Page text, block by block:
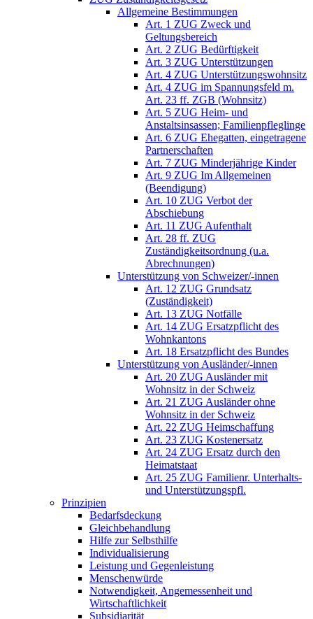
Allgemeine Bestimmungen
Art. 1 ZUG Zweck und
Geltungsbereich
Art. 2 ZUG Bedürftigkeit
Art. 3 ZUG Unterstützungen
Art. 4 ZUG Unterstützungswohnsitz
Art. 4 ZUG im Spannungsfeld m.
Art. 23 ff. ZGB (Wohnsitz)
Art. 5 ZUG Heim- und
Anstaltsinsassen; Familienpfleglinge
Art. 6 ZUG Ehegatten, eingetragene
Partnerschaften
Art. 7 ZUG Minderjährige Kinder
Art. 9 ZUG Im Allgemeinen
(Beendigung)
Art. 10 ZUG Verbot der
Abschiebung
Art. 11 ZUG Aufenthalt
Art. 28 ff. ZUG
Zuständigkeitsordnung (u.a.
Abrechnungen)
Unterstützung von Schweizer/-innen
Art. 12 ZUG Grundsatz
(Zuständigkeit)
Art. 13 ZUG Notfälle
Art. 14 ZUG Ersatzpflicht des
Wohnkantons
Art. 18 Ersatzpflicht des Bundes
Unterstützung von Ausländer/-innen
Art. 20 ZUG Ausländer mit
Wohnsitz in der Schweiz
Art. 21 ZUG Ausländer ohne
Wohnsitz in der Schweiz
Art. 22 ZUG Heimschaffung
Art. 23 ZUG Kostenersatz
Art. 24 ZUG Ersatz durch den
Heimatstaat
Art. 25 ZUG Familienr. Unterhalts-
und Unterstützungspfl.
Prinzipien
Bedarfsdeckung
Gleichbehandlung
Hilfe zur Selbsthilfe
Individualisierung
Leistung und Gegenleistung
Menschenwürde
Notwendigkeit, Angemessenheit und
Wirtschaftlichkeit
Subsidiarität